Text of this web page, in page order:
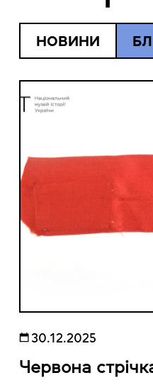
НОВИНИ
30.12.2025
Червона